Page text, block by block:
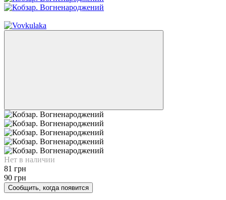
Нет в наличии
81 грн
90 грн
Сообщить, когда появится